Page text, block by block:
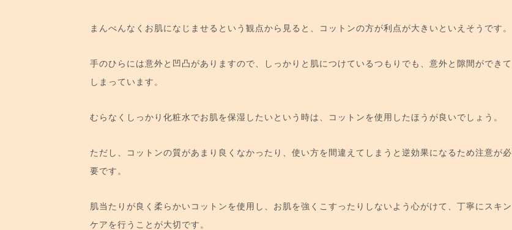
まんべんなくお肌になじませるという観点から見ると、コットンの方が利点が大きいといえそうです。
手のひらには意外と凹凸がありますので、しっかりと肌につけているつもりでも、意外と隙間ができて
しまっています。
むらなくしっかり化粧水でお肌を保湿したいという時は、コットンを使用したほうが良いでしょう。
ただし、コットンの質があまり良くなかったり、使い方を間違えてしまうと逆効果になるため注意が必
要です。
肌当たりが良く柔らかいコットンを使用し、お肌を強くこすったりしないよう心がけて、丁寧にスキン
ケアを行うことが大切です。